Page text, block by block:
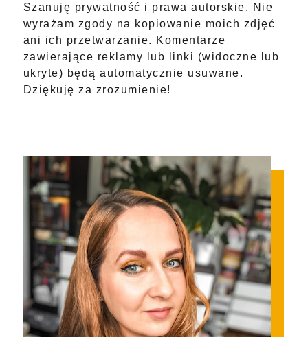
Szanuję prywatność i prawa autorskie. Nie
wyrażam zgody na kopiowanie moich zdjęć
ani ich przetwarzanie. Komentarze
zawierające reklamy lub linki (widoczne lub
ukryte) będą automatycznie usuwane.
Dziękuję za zrozumienie!